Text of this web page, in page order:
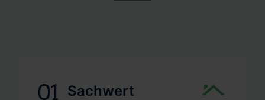
Voraussetzung für Ihre weiteren Entscheidungen ist.
01 Sachwert